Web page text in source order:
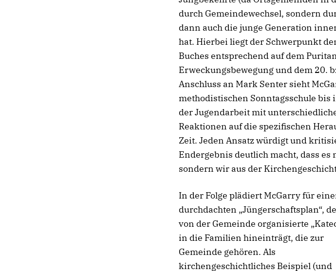
durch Gemeindewechsel, sondern
dann auch die junge Generation
hat. Hierbei liegt der Schwerpunkt
Buches entsprechend auf dem
Erweckungsbewegung und dem 20.
Anschluss an Mark Senter sieht
methodistischen Sonntagsschule bis
der Jugendarbeit mit
Reaktionen auf die spezifischen
Zeit. Jeden Ansatz würdigt und
Endergebnis deutlich macht, dass es
sondern wir aus der
In der Folge plädiert McGarry für
durchdachten „Jüngerschaftsplan“,
von der Gemeinde organisierte
in die Familien hineinträgt, die zur
Gemeinde gehören. Als
kirchengeschichtliches Beispiel (und